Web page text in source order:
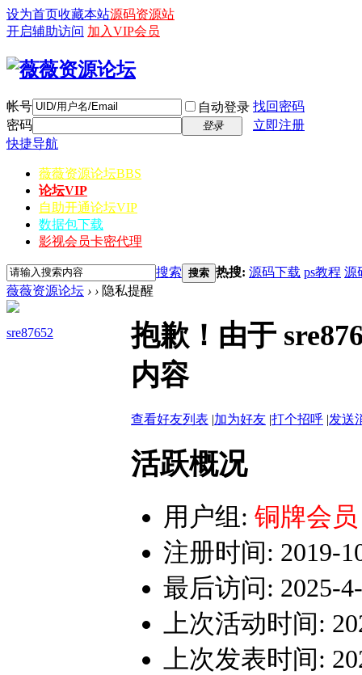
设为首页收藏本站源码资源站
开启辅助访问 加入VIP会员
帐号 自动登录 找回密码
密码
登录
立即注册
快捷导航
薇薇资源论坛BBS
论坛VIP
自助开通论坛VIP
数据包下载
影视会员卡密代理
搜索 搜索 热搜: 源码下载 ps教程 源
薇薇资源论坛 › › 隐私提醒
sre87652
抱歉！由于
内容
查看好友列表 |加为好友 |打个招呼 |发送
活跃概况
用户组: 铜牌会员
注册时间: 2019-
最后访问: 2025-
上次活动时间:
上次发表时间: